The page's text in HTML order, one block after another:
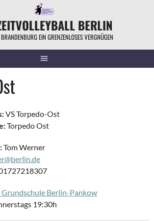
BERLIN
EIN GRENZENLOSES VERGNÜGEN
VS Torpedo-Ost
Torpedo Ost
Tom Werner
Grundschule Berlin-Pankow
19:30h